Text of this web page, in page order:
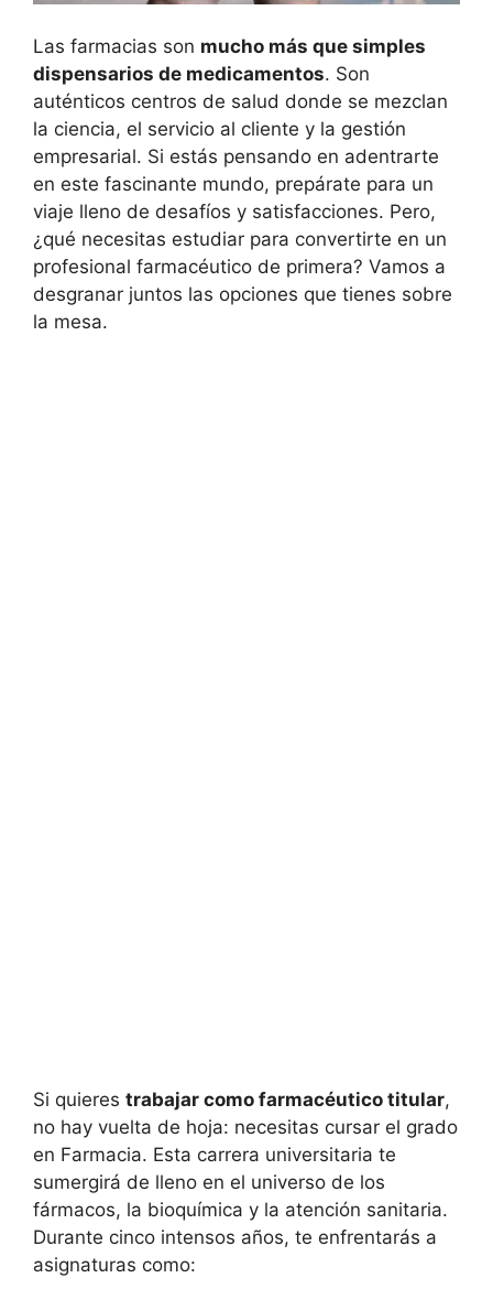
Las farmacias son mucho más que simples
dispensarios de medicamentos. Son
auténticos centros de salud donde se mezclan
la ciencia, el servicio al cliente y la gestión
empresarial. Si estás pensando en adentrarte
en este fascinante mundo, prepárate para un
viaje lleno de desafíos y satisfacciones. Pero,
¿qué necesitas estudiar para convertirte en un
profesional farmacéutico de primera? Vamos a
desgranar juntos las opciones que tienes sobre
la mesa.
Si quieres trabajar como farmacéutico titular,
no hay vuelta de hoja: necesitas cursar el grado
en Farmacia. Esta carrera universitaria te
sumergirá de lleno en el universo de los
fármacos, la bioquímica y la atención sanitaria.
Durante cinco intensos años, te enfrentarás a
asignaturas como: